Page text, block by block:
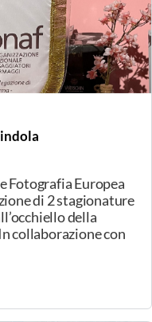
Presidi lombardi
formaggio 2025,
Food Martesana
formagfi dei Presidi
tutti gli aspetti dalla
casearia.